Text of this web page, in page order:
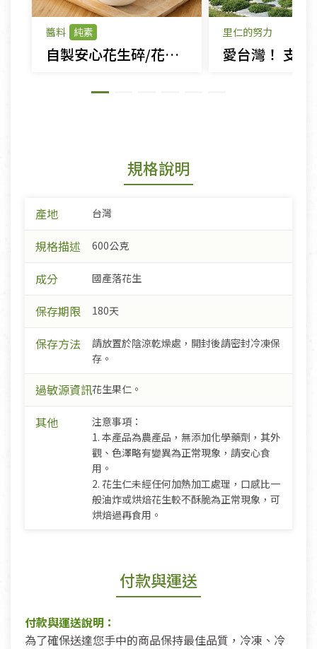
醬料 純素
自製安心花生碎/花生粉
里仁的努力
規格說明
產地 台灣
規格描述 600公克
成分 國產落花生
保存期限 180天
保存方法
請放置於陰涼乾燥處，開封後請密封冷凍保
存。
過敏源資訊花生果仁。
其他
注意事項：
1. 本產品為農產品，無添加化學藥劑，其外
觀、色澤略有變異為正常現象，請安心食
用。
2. 花生仁未經任何加熱加工處理，口感比一
般油炸或烘焙花生較不酥脆為正常現象，可
烘焙過再食用。
付款與運送
付款與運送說明：
為了確保送達您手中的商品保持最佳品質，冷凍、冷